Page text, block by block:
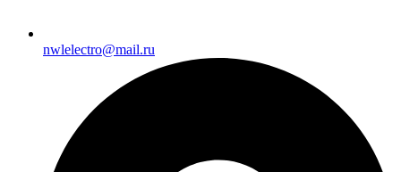
nwlelectro@mail.ru